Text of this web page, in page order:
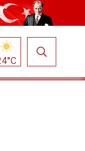
°C